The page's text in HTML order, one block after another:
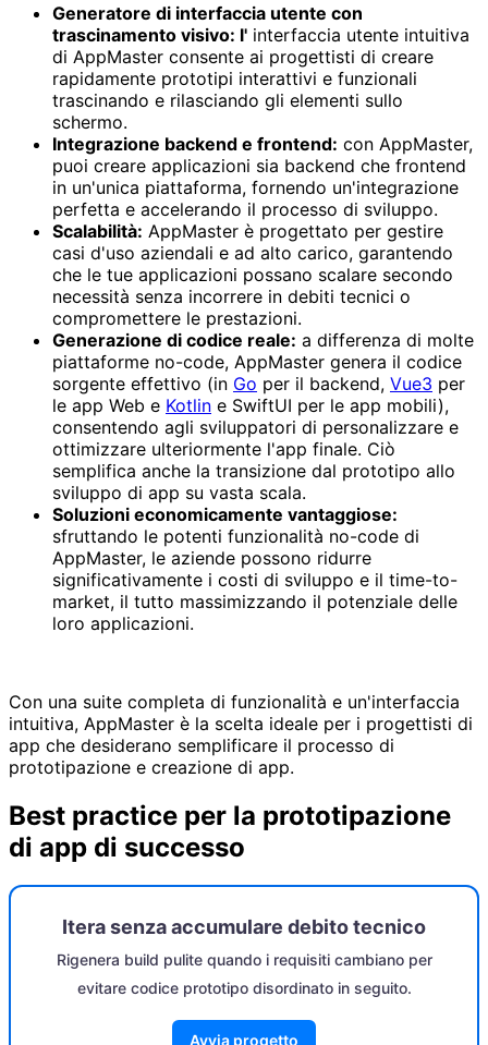
Generatore di interfaccia utente con
trascinamento visivo: l' interfaccia utente intuitiva
di AppMaster consente ai progettisti di creare
rapidamente prototipi interattivi e funzionali
trascinando e rilasciando gli elementi sullo
schermo.
Integrazione backend e frontend: con AppMaster,
puoi creare applicazioni sia backend che frontend
in un'unica piattaforma, fornendo un'integrazione
perfetta e accelerando il processo di sviluppo.
Scalabilità: AppMaster è progettato per gestire
casi d'uso aziendali e ad alto carico, garantendo
che le tue applicazioni possano scalare secondo
necessità senza incorrere in debiti tecnici o
compromettere le prestazioni.
Generazione di codice reale: a differenza di molte
piattaforme no-code, AppMaster genera il codice
sorgente effettivo (in Go per il backend, Vue3 per
le app Web e Kotlin e SwiftUI per le app mobili),
consentendo agli sviluppatori di personalizzare e
ottimizzare ulteriormente l'app finale. Ciò
semplifica anche la transizione dal prototipo allo
sviluppo di app su vasta scala.
Soluzioni economicamente vantaggiose:
sfruttando le potenti funzionalità no-code di
AppMaster, le aziende possono ridurre
significativamente i costi di sviluppo e il time-to-
market, il tutto massimizzando il potenziale delle
loro applicazioni.
Con una suite completa di funzionalità e un'interfaccia
intuitiva, AppMaster è la scelta ideale per i progettisti di
app che desiderano semplificare il processo di
prototipazione e creazione di app.
Best practice per la prototipazione
di app di successo
Itera senza accumulare debito tecnico
Rigenera build pulite quando i requisiti cambiano per
evitare codice prototipo disordinato in seguito.
Avvia progetto